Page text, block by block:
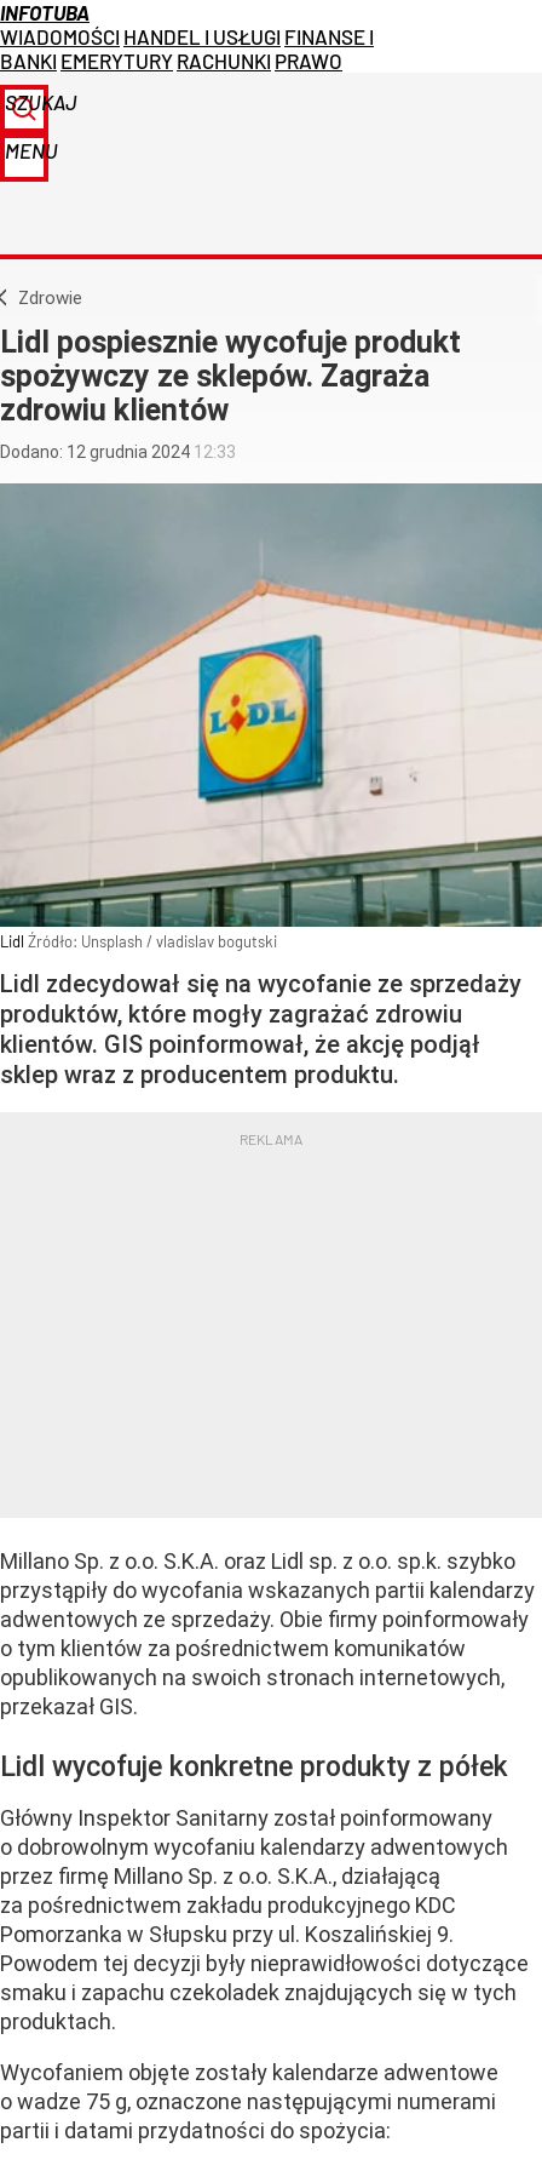
INFOTUBA
WIADOMOŚCI HANDEL I USŁUGI FINANSE I
BANKI EMERYTURY RACHUNKI PRAWO
SZUKAJ
MENU
Zdrowie
Lidl pospiesznie wycofuje produkt
spożywczy ze sklepów. Zagraża
zdrowiu klientów
Dodano: 12 grudnia 2024 12:33
Lidl Źródło: Unsplash / vladislav bogutski
Lidl zdecydował się na wycofanie ze sprzedaży
produktów, które mogły zagrażać zdrowiu
klientów. GIS poinformował, że akcję podjął
sklep wraz z producentem produktu.
Millano Sp. z o.o. S.K.A. oraz Lidl sp. z o.o. sp.k. szybko
przystąpiły do wycofania wskazanych partii kalendarzy
adwentowych ze sprzedaży. Obie firmy poinformowały
o tym klientów za pośrednictwem komunikatów
opublikowanych na swoich stronach internetowych,
przekazał GIS.
Lidl wycofuje konkretne produkty z półek
Główny Inspektor Sanitarny został poinformowany
o dobrowolnym wycofaniu kalendarzy adwentowych
przez firmę Millano Sp. z o.o. S.K.A., działającą
za pośrednictwem zakładu produkcyjnego KDC
Pomorzanka w Słupsku przy ul. Koszalińskiej 9.
Powodem tej decyzji były nieprawidłowości dotyczące
smaku i zapachu czekoladek znajdujących się w tych
produktach.
Wycofaniem objęte zostały kalendarze adwentowe
o wadze 75 g, oznaczone następującymi numerami
partii i datami przydatności do spożycia: